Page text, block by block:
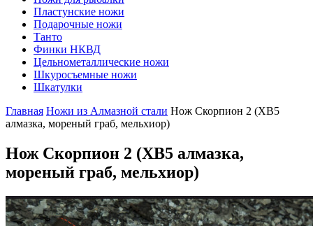
Пластунские ножи
Подарочные ножи
Танто
Финки НКВД
Цельнометаллические ножи
Шкуросъемные ножи
Шкатулки
Главная Ножи из Алмазной стали Нож Скорпион 2 (ХВ5
алмазка, мореный граб, мельхиор)
Нож Скорпион 2 (ХВ5 алмазка,
мореный граб, мельхиор)